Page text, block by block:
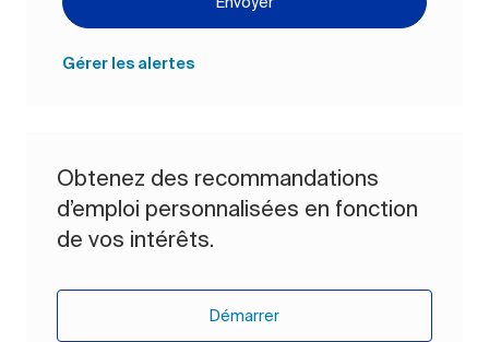
Gérer les alertes
Obtenez des recommandations
d’emploi personnalisées en fonction
de vos intérêts.
Démarrer